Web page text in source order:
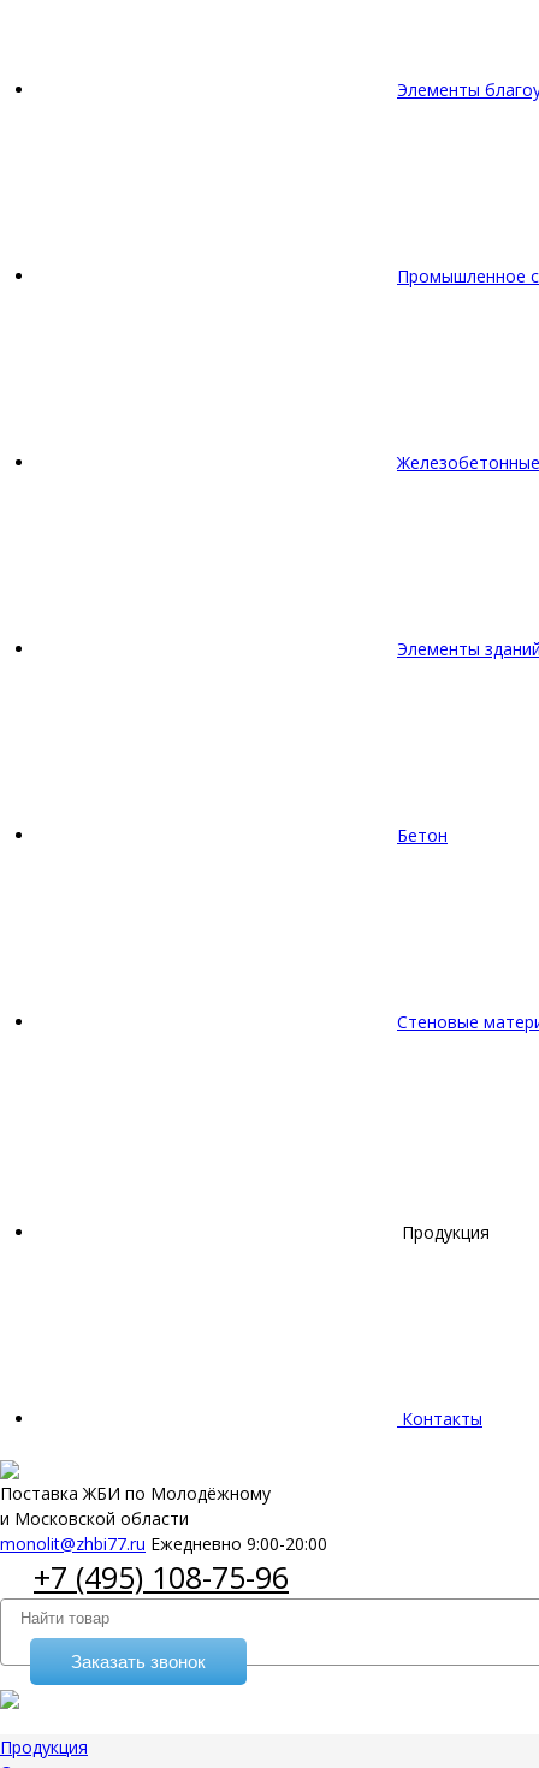
Элементы
Промышленное
Элементы
Бетон
Стеновые
Продукция
Контакты
Поставка ЖБИ по Молодёжному
и Московской области
monolit@zhbi77.ru Ежедневно 9:00-20:00
+7 (495) 108-75-96
Заказать звонок
Продукция